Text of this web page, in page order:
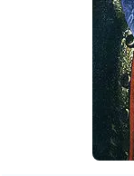
Elder